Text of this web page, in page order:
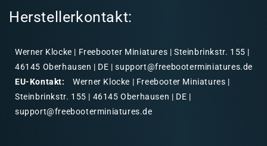
Herstellerkontakt:
Werner Klocke | Freebooter Miniatures | Steinbrinkstr. 155 |
46145 Oberhausen | DE | support@freebooterminiatures.de
EU-Kontakt:
Werner Klocke | Freebooter Miniatures |
Steinbrinkstr. 155 | 46145 Oberhausen | DE |
support@freebooterminiatures.de